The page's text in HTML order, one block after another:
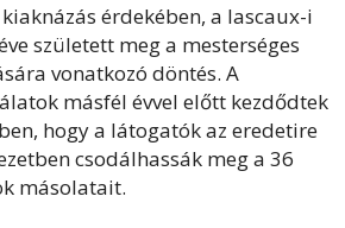
érdekében, a lascaux-i
született meg a mesterséges
vonatkozó döntés. A
másfél évvel előtt kezdődtek
hogy a látogatók az eredetire
csodálhassák meg a 36
másolatait.